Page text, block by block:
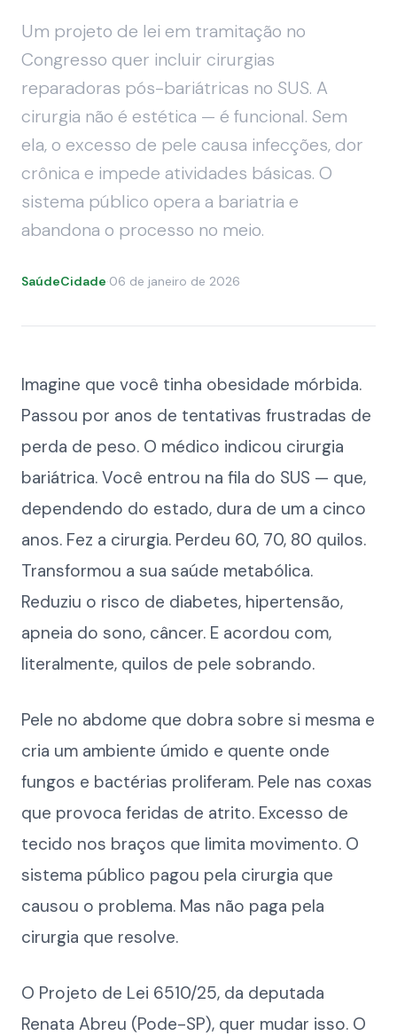
Um projeto de lei em tramitação no
Congresso quer incluir cirurgias
reparadoras pós-bariátricas no SUS. A
cirurgia não é estética — é funcional. Sem
ela, o excesso de pele causa infecções, dor
crônica e impede atividades básicas. O
sistema público opera a bariatria e
abandona o processo no meio.
SaúdeCidade·06 de janeiro de 2026
Imagine que você tinha obesidade mórbida.
Passou por anos de tentativas frustradas de
perda de peso. O médico indicou cirurgia
bariátrica. Você entrou na fila do SUS — que,
dependendo do estado, dura de um a cinco
anos. Fez a cirurgia. Perdeu 60, 70, 80 quilos.
Transformou a sua saúde metabólica.
Reduziu o risco de diabetes, hipertensão,
apneia do sono, câncer. E acordou com,
literalmente, quilos de pele sobrando.
Pele no abdome que dobra sobre si mesma e
cria um ambiente úmido e quente onde
fungos e bactérias proliferam. Pele nas coxas
que provoca feridas de atrito. Excesso de
tecido nos braços que limita movimento. O
sistema público pagou pela cirurgia que
causou o problema. Mas não paga pela
cirurgia que resolve.
O Projeto de Lei 6510/25, da deputada
Renata Abreu (Pode-SP), quer mudar isso. O